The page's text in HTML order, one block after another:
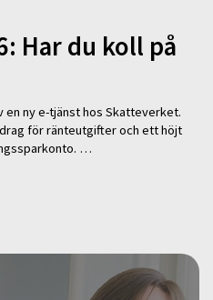
Har du koll på
en ny e-tjänst hos Skatteverket.
för ränteutgifter och ett höjt
…